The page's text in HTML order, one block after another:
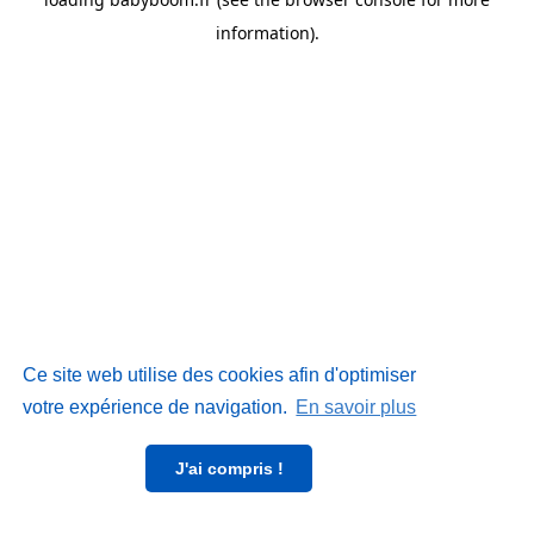
Ce site web utilise des cookies afin d'optimiser
votre expérience de navigation. En savoir plus
J'ai compris !
information).